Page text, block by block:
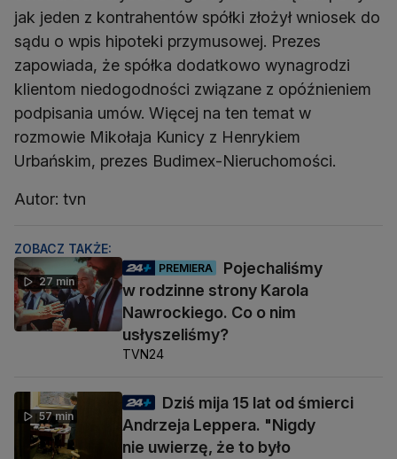
jak jeden z kontrahentów spółki złożył wniosek do
sądu o wpis hipoteki przymusowej. Prezes
zapowiada, że spółka dodatkowo wynagrodzi
klientom niedogodności związane z opóźnieniem
podpisania umów. Więcej na ten temat w
rozmowie Mikołaja Kunicy z Henrykiem
Urbańskim, prezes Budimex-Nieruchomości.
Autor: tvn
ZOBACZ TAKŻE:
27 min
PREMIERA
Pojechaliśmy
w rodzinne strony Karola
Nawrockiego. Co o nim
usłyszeliśmy?
TVN24
57 min
Dziś mija 15 lat od śmierci
Andrzeja Leppera. "Nigdy
nie uwierzę, że to było